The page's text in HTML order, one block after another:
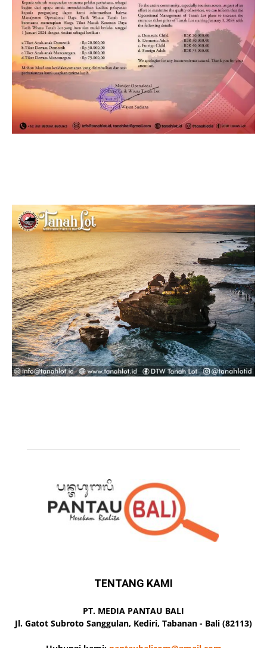
TENTANG KAMI
PT. MEDIA PANTAU BALI
Jl. Gatot Subroto Sanggulan, Kediri, Tabanan - Bali (82113)